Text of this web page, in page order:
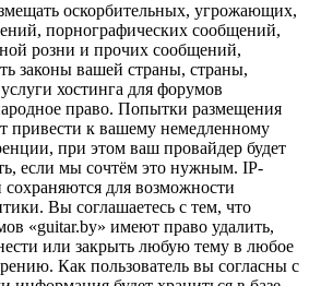
оскорбительных, угрожающих,
порнографических сообщений,
розни и прочих сообщений,
законы вашей страны, страны,
хостинга для форумов
право. Попытки размещения
привести к вашему немедленному
при этом ваш провайдер будет
если мы сочтём это нужным. IP-
сохраняются для возможности
Вы соглашаетесь с тем, что
«guitar.by» имеют право удалить,
или закрыть любую тему в любое
Как пользователь вы согласны с